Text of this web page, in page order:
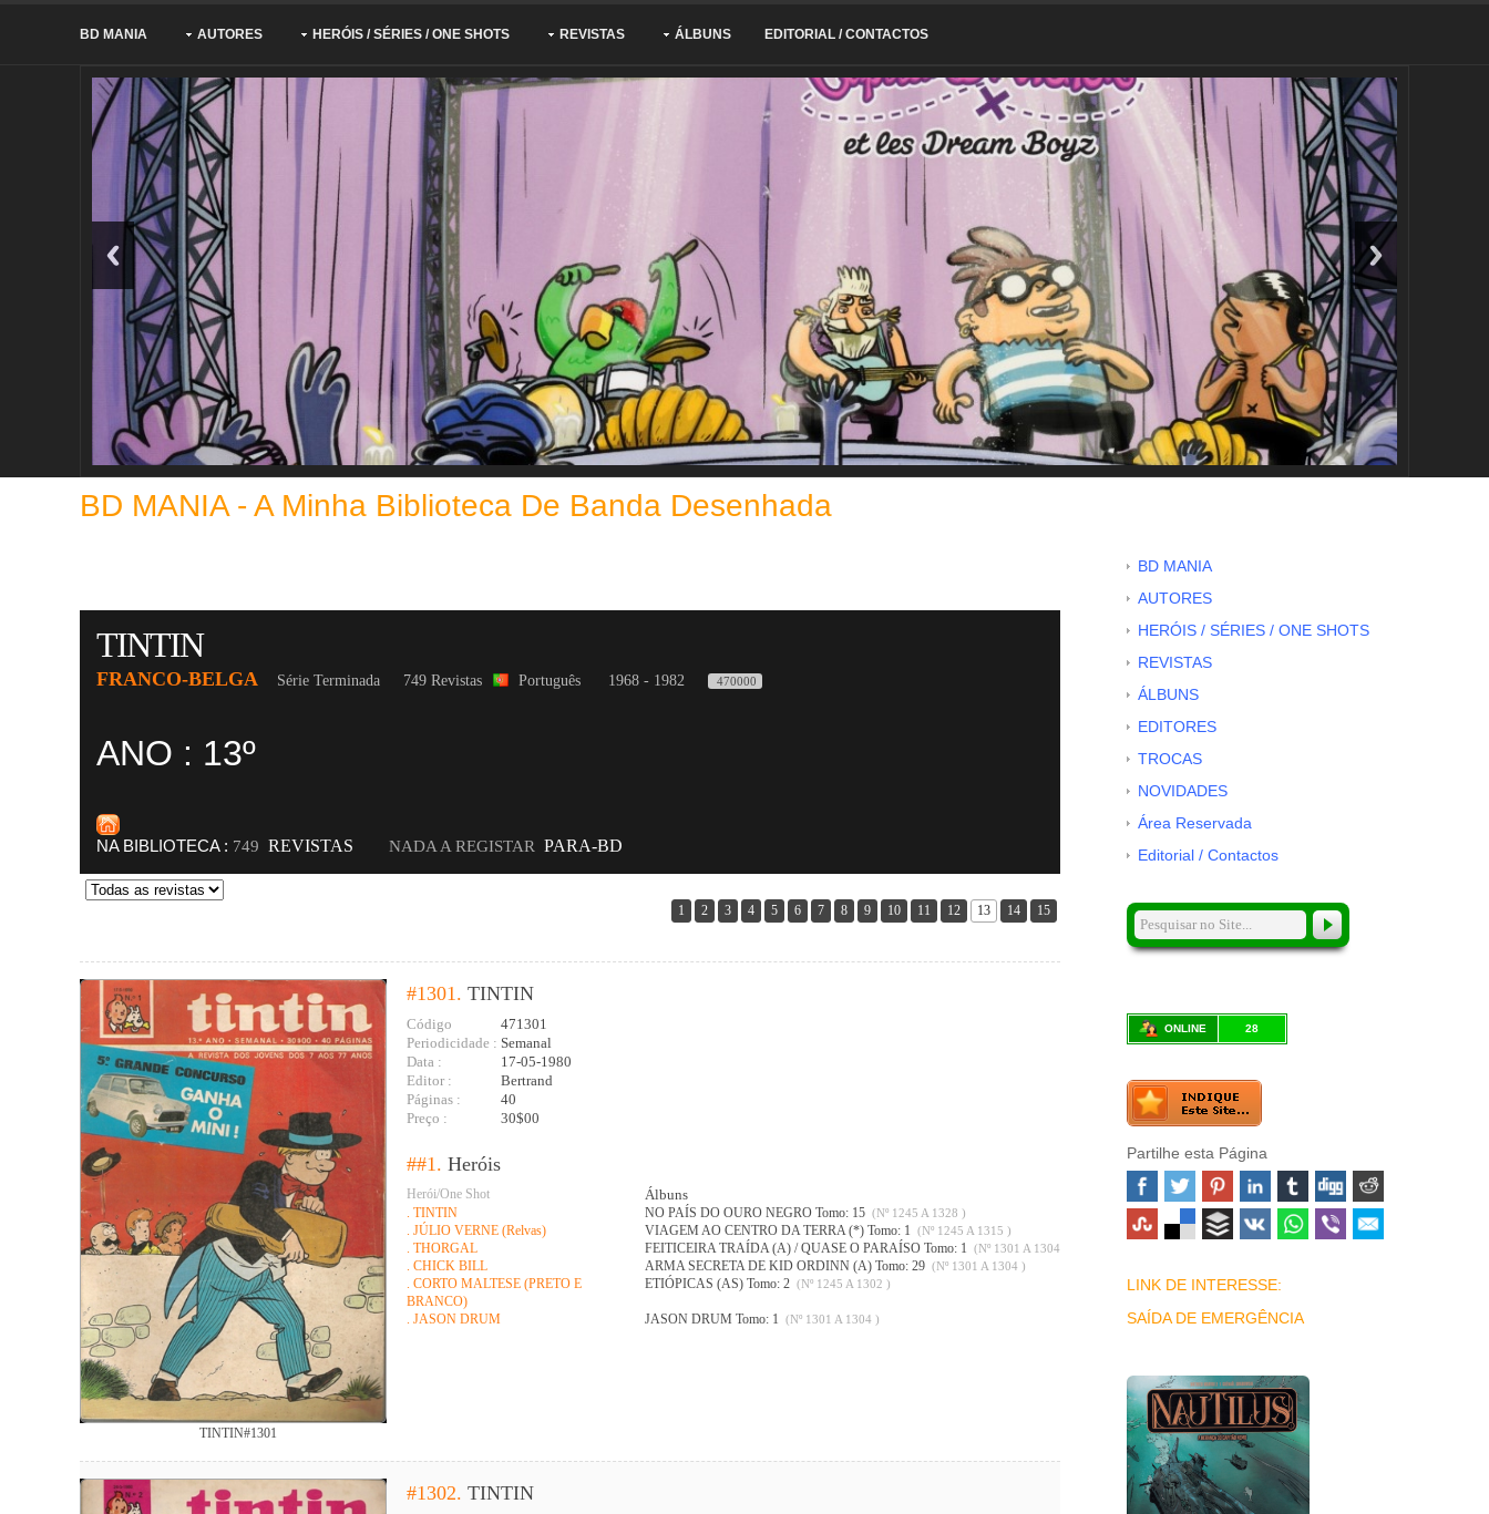
BD MANIA AUTORES HERÓIS / SÉRIES / ONE SHOTS REVISTAS ÁLBUNS EDITORIAL / CONTACTOS
BD MANIA - A Minha Biblioteca De Banda Desenhada
TINTIN
FRANCO-BELGA Série Terminada 749 Revistas Português 1968 - 1982 470000
ANO : 13º
NA BIBLIOTECA : 749 REVISTAS NADA A REGISTAR PARA-BD
1 2 3 4 5 6 7 8 9 10 11 12 13 14 15
TINTIN#1301
#1301. TINTIN
Código
471301
Periodicidade : Semanal
Data :
17-05-1980
Editor :
Bertrand
Páginas :
40
Preço :
30$00
##1. Heróis
Herói/One Shot Álbuns
. TINTIN NO PAÍS DO OURO NEGRO Tomo: 15 (Nº 1245 A 1328 )
. JÚLIO VERNE (Relvas) VIAGEM AO CENTRO DA TERRA (*) Tomo: 1 (Nº 1245 A 1315 )
. THORGAL FEITICEIRA TRAÍDA (A) / QUASE O PARAÍSO Tomo: 1 (Nº 1301 A 1304 )
. CHICK BILL ARMA SECRETA DE KID ORDINN (A) Tomo: 29 (Nº 1301 A 1304 )
. CORTO MALTESE (PRETO E
BRANCO)
ETIÓPICAS (AS) Tomo: 2 (Nº 1245 A 1302 )
. JASON DRUM JASON DRUM Tomo: 1 (Nº 1301 A 1304 )
#1302. TINTIN
BD MANIA
AUTORES
HERÓIS / SÉRIES / ONE SHOTS
REVISTAS
ÁLBUNS
EDITORES
TROCAS
NOVIDADES
Área Reservada
Editorial / Contactos
ONLINE 28
Partilhe esta Página
LINK DE INTERESSE:
SAÍDA DE EMERGÊNCIA